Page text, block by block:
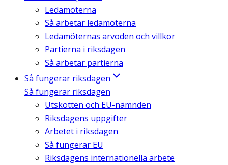
Ledamöterna
Så arbetar ledamöterna
Ledamöternas arvoden och villkor
Partierna i riksdagen
Så arbetar partierna
Så fungerar riksdagen
Så fungerar riksdagen
Utskotten och EU-nämnden
Riksdagens uppgifter
Arbetet i riksdagen
Så fungerar EU
Riksdagens internationella arbete